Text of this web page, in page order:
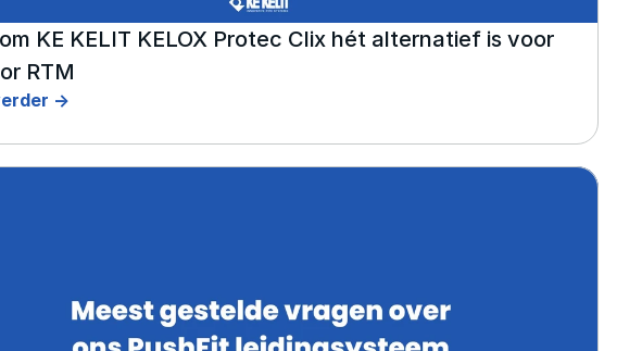
KE KELIT KELOX Protec Clix hét alternatief is voor
RTM
->